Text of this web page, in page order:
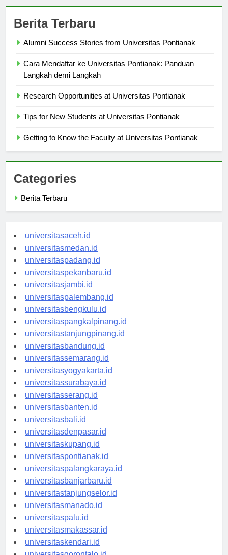
Cara Mendaftar ke Universitas Pontianak: Panduan
Categories
universitasaceh.id
universitasmedan.id
universitaspadang.id
universitaspekanbaru.id
universitasjambi.id
universitaspalembang.id
universitasbengkulu.id
universitaspangkalpinang.id
universitastanjungpinang.id
universitasbandung.id
universitassemarang.id
universitasyogyakarta.id
universitassurabaya.id
universitasserang.id
universitasbanten.id
universitasbali.id
universitasdenpasar.id
universitaskupang.id
universitaspontianak.id
universitaspalangkaraya.id
universitasbanjarbaru.id
universitastanjungselor.id
universitasmanado.id
universitaspalu.id
universitasmakassar.id
universitaskendari.id